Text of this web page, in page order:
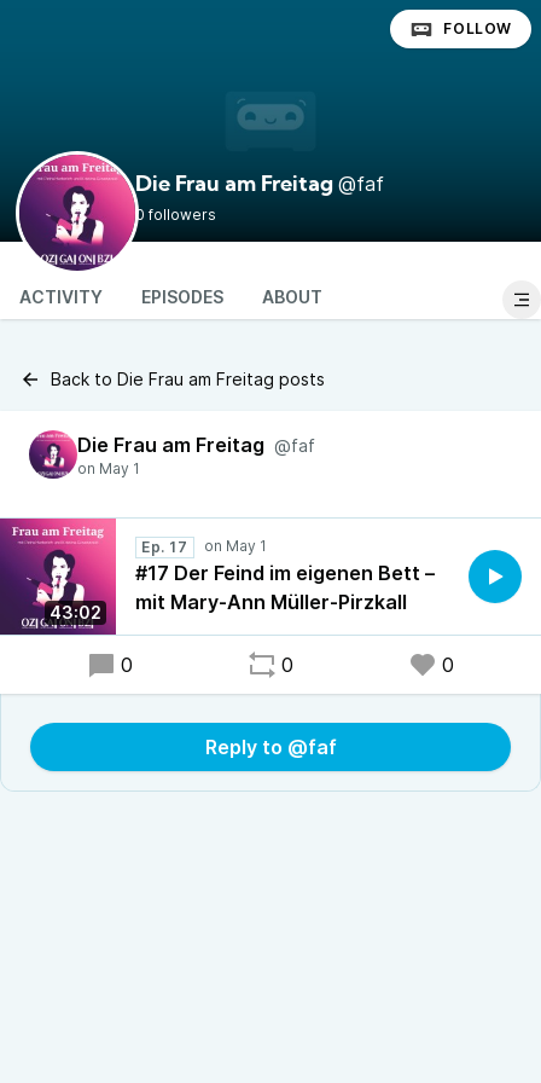
Die Frau am Freitag @faf
0 followers
FOLLOW
ACTIVITY EPISODES ABOUT
Back to Die Frau am Freitag posts
Die Frau am Freitag @faf
43:02
Ep. 17
#17 Der Feind im eigenen Bett –
mit Mary-Ann Müller-Pirzkall
0 0 0
Reply to @faf